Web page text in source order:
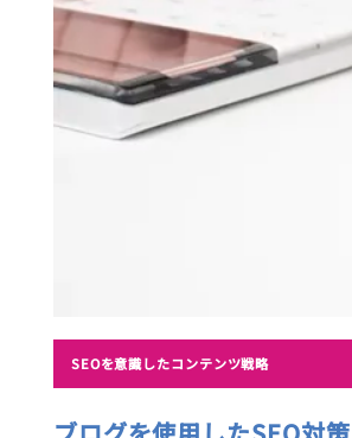
SEOを意識したコンテンツ戦略